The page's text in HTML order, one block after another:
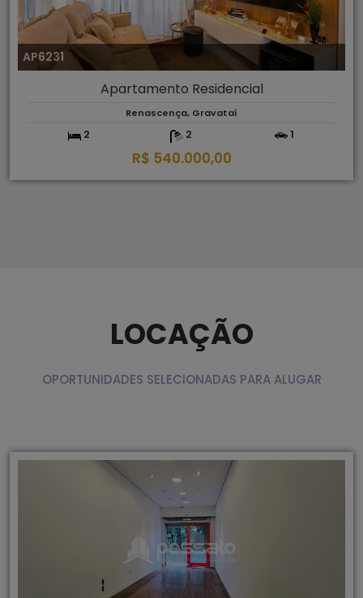
AP6231
Apartamento Residencial
Renascença, Gravataí
2 2 1
R$ 540.000,00
LOCAÇÃO
OPORTUNIDADES SELECIONADAS PARA ALUGAR